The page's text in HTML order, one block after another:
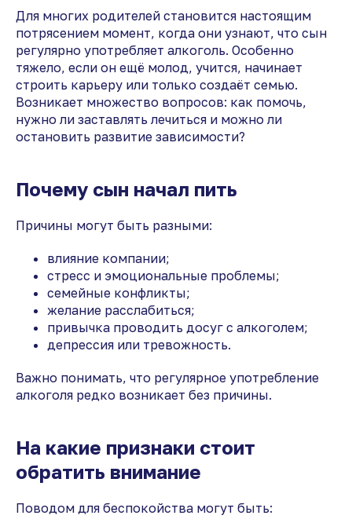
Для многих родителей становится настоящим
потрясением момент, когда они узнают, что сын
регулярно употребляет алкоголь. Особенно
тяжело, если он ещё молод, учится, начинает
строить карьеру или только создаёт семью.
Возникает множество вопросов: как помочь,
нужно ли заставлять лечиться и можно ли
остановить развитие зависимости?
Почему сын начал пить
Причины могут быть разными:
влияние компании;
стресс и эмоциональные проблемы;
семейные конфликты;
желание расслабиться;
привычка проводить досуг с алкоголем;
депрессия или тревожность.
Важно понимать, что регулярное употребление
алкоголя редко возникает без причины.
На какие признаки стоит
обратить внимание
Поводом для беспокойства могут быть: